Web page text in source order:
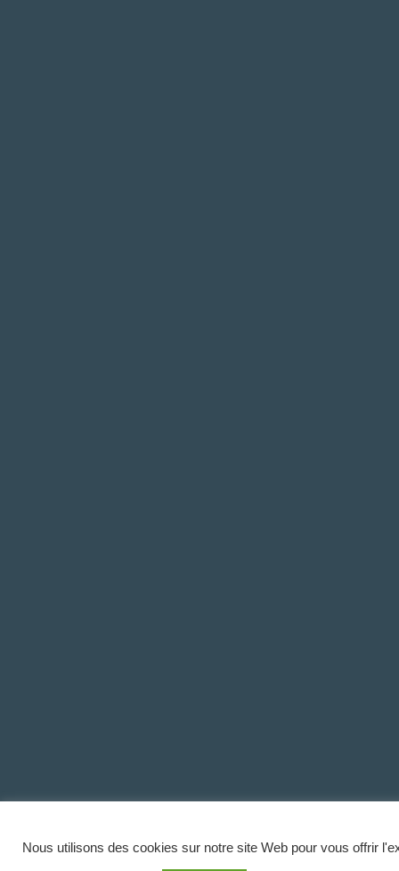
Nous utilisons des cookies sur notre site Web pour vous offrir